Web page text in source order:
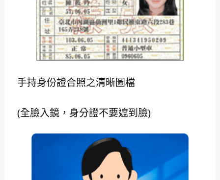
手持身份證合照之清晰圖檔
(全臉入鏡，身分證不要遮到臉)